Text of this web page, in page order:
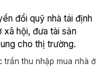
đổi quỹ nhà tái định
xã hội, đưa tài sản
cho thị trường.
trần thu nhập mua nhà ở